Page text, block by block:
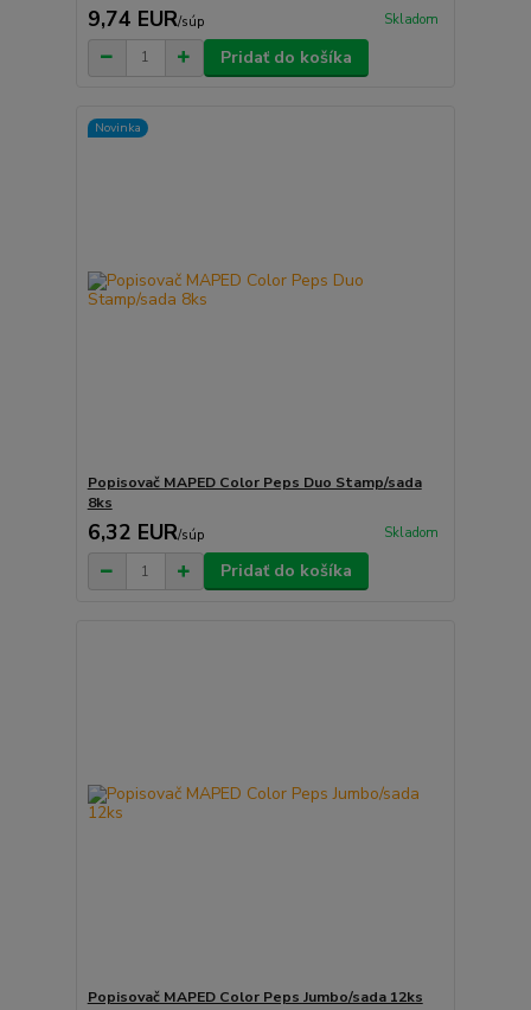
9,74 EUR/súp Skladom
Pridať do košíka
Novinka
Popisovač MAPED Color Peps Duo Stamp/sada
8ks
6,32 EUR/súp Skladom
Pridať do košíka
Popisovač MAPED Color Peps Jumbo/sada 12ks